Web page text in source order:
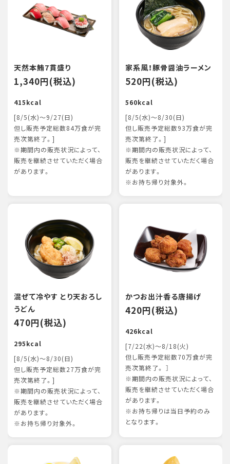
天然本鮪7貫盛り
1,340円(税込)
415kcal
[8/5(水)～9/27(日)
但し販売予定総数84万食が完
売次第終了。]
※期間内の販売状況によって、
販売を継続させていただく場合
があります。
家系風！豚骨醤油ラーメン
520円(税込)
560kcal
[8/5(水)～8/30(日)
但し販売予定総数93万食が完
売次第終了。]
※期間内の販売状況によって、
販売を継続させていただく場合
があります。
※お持ち帰り対象外。
混ぜて冷やす とり天おろし
うどん
470円(税込)
295kcal
[8/5(水)～8/30(日)
但し販売予定総数27万食が完
売次第終了。]
※期間内の販売状況によって、
販売を継続させていただく場合
があります。
※お持ち帰り対象外。
かつお出汁香る唐揚げ
420円(税込)
426kcal
[7/22(水)～8/18(火)
但し販売予定総数70万食が完
売次第終了。 ］
※期間内の販売状況によって、
販売を継続させていただく場合
があります。
※お持ち帰りは当日予約のみ
となります。